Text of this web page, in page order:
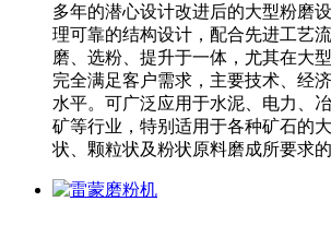
多年的潜心设计改进后的大型粉磨
理可靠的结构设计，配合先进工艺
磨、选粉、提升于一体，尤其在大
完全满足客户需求，主要技术、经
水平。可广泛应用于水泥、电力、
矿等行业，特别适用于各种矿石的
状、颗粒状及粉状原料磨成所要求的